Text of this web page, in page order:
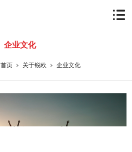
企业文化
首页 关于锐欧 企业文化